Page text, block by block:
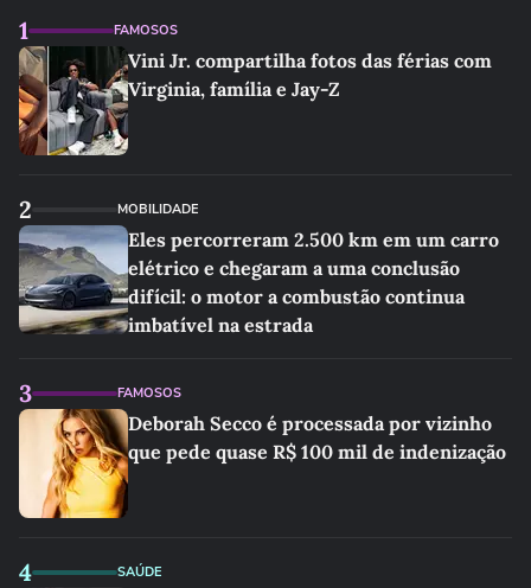
1 FAMOSOS
Vini Jr. compartilha fotos das férias com
Virginia, família e Jay-Z
2 MOBILIDADE
Eles percorreram 2.500 km em um carro
elétrico e chegaram a uma conclusão
difícil: o motor a combustão continua
imbatível na estrada
3 FAMOSOS
Deborah Secco é processada por vizinho
que pede quase R$ 100 mil de indenização
4 SAÚDE